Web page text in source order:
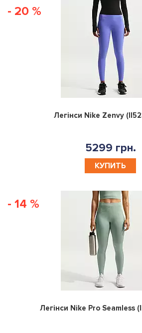
- 20 %
Легінси Nike Zenvy
5299 грн.
КУПИТЬ
- 14 %
Легінси Nike Pro Seamless